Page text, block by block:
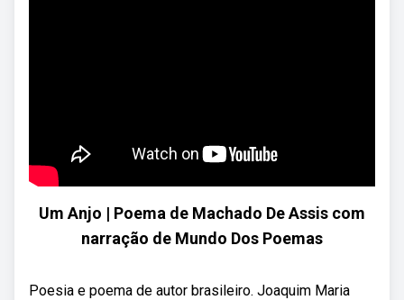
Um Anjo | Poema de Machado De Assis com
narração de Mundo Dos Poemas
Poesia e poema de autor brasileiro. Joaquim Maria